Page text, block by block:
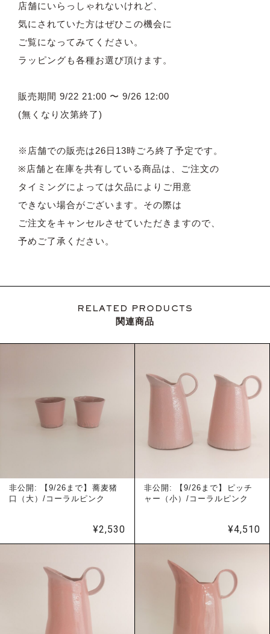
店舗にいらっしゃれないけれど、
気にされていた方はぜひこの機会に
ご覧になってみてください。
ラッピングも各種お選び頂けます。
販売期間 9/22 21:00 〜 9/26 12:00
(無くなり次第終了)
※店舗での販売は26日13時ごろ終了予定です。
※店舗と在庫を共有している商品は、ご注文の
タイミングによっては欠品によりご用意
できない場合がございます。その際は
ご注文をキャンセルさせていただきますので、
予めご了承ください。
RELATED PRODUCTS
関連商品
非公開: 【9/26まで】蕎麦猪
口（大）/コーラルピンク
¥2,530
非公開: 【9/26まで】ピッチ
ャー（小）/コーラルピンク
¥4,510